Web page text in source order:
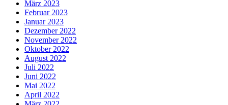
März 2023
Februar 2023
Januar 2023
Dezember 2022
November 2022
Oktober 2022
August 2022
Juli 2022
Juni 2022
Mai 2022
April 2022